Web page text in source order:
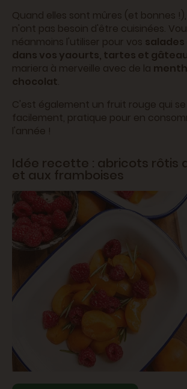
Quand elles sont mûres (et bonnes
n'ont pas besoin d'être cuisinées.
néanmoins l'utiliser pour vos
dans vos yaourts, tartes et
mariera à merveille avec de la
chocolat.
C'est également un fruit rouge qui
facilement, pratique pour en
l'année !
Idée recette : abricots rôtis
et aux framboises